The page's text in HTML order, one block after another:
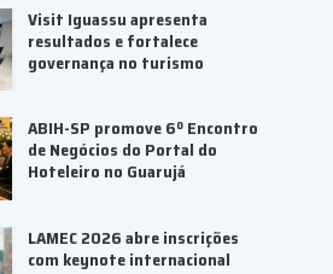
TURISMO VAI E VEM
Visit Iguassu apresenta
resultados e fortalece
governança no turismo
ABIH-SP promove 6º Encontro
de Negócios do Portal do
Hoteleiro no Guarujá
LAMEC 2026 abre inscrições
com keynote internacional